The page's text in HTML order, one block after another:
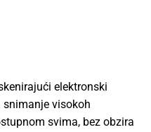
elektronski
visokoh
svima, bez obzira